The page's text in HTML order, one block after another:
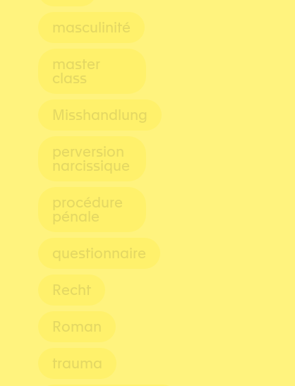
masculinité
master
class
Misshandlung
perversion
narcissique
procédure
pénale
questionnaire
Recht
Roman
trauma